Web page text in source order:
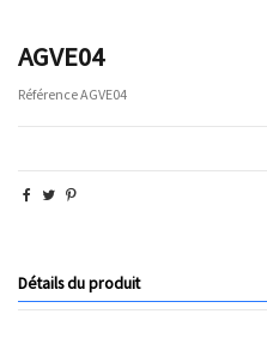
AGVE04
RéférenceAGVE04
Détails du produit